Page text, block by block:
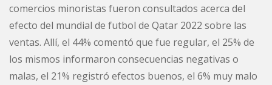
comercios minoristas fueron consultados acerca del
efecto del mundial de futbol de Qatar 2022 sobre las
ventas. Allí, el 44% comentó que fue regular, el 25% de
los mismos informaron consecuencias negativas o
malas, el 21% registró efectos buenos, el 6% muy malo